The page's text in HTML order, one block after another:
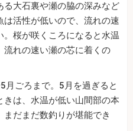
大石裏や瀬の脇の深みなど
は活性が低いので、流れの速
桜が咲くころになると水温
流れの速い瀬の芯に着くの
月ごろまで。5月を過ぎると
は、水温が低い山間部の本
だまだ数釣りが堪能でき